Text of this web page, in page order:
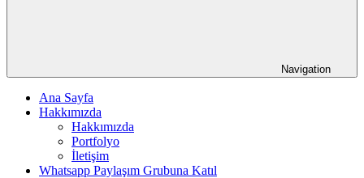
Navigation
Ana Sayfa
Hakkımızda
Hakkımızda
Portfolyo
İletişim
Whatsapp Paylaşım Grubuna Katıl